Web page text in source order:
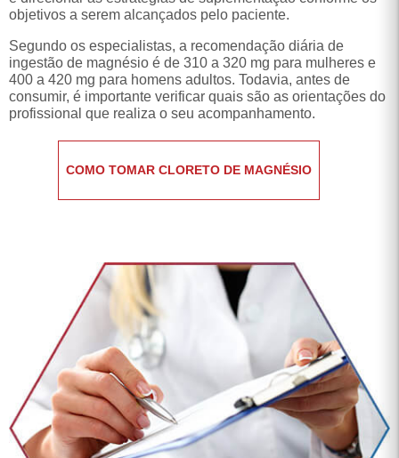
objetivos a serem alcançados pelo paciente.
Segundo os especialistas, a recomendação diária de
ingestão de magnésio é de 310 a 320 mg para mulheres e
400 a 420 mg para homens adultos. Todavia, antes de
consumir, é importante verificar quais são as orientações do
profissional que realiza o seu acompanhamento.
COMO TOMAR CLORETO DE MAGNÉSIO